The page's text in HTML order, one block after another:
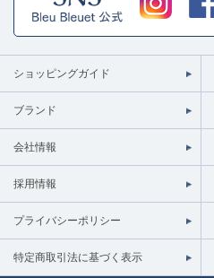
ショッピングガイド
ブランド
会社情報
採用情報
プライバシーポリシー
特定商取引法に基づく表示